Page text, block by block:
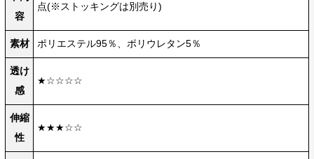
容
点(※ストッキングは別売り)
素材 ポリエステル95％、ポリウレタン5％
透け
感
★☆☆☆☆
伸縮
性
★★★☆☆